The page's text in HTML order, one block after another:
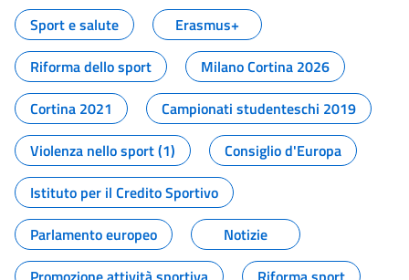
Sport e salute
Erasmus+
Riforma dello sport
Milano Cortina 2026
Cortina 2021
Campionati studenteschi 2019
Violenza nello sport (1)
Consiglio d'Europa
Istituto per il Credito Sportivo
Parlamento europeo
Notizie